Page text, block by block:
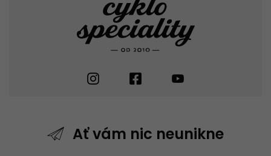
Ať vám nic neunikne